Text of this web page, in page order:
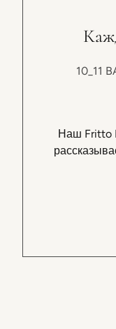
10_11
Наш Fritto